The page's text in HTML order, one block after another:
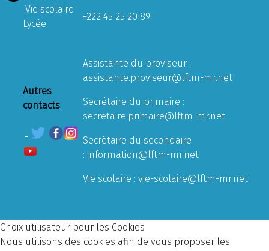
Vie scolaire
Lycée
+222 45 25 20 89
Autres
contacts
Assistante du proviseur :
assistante.proviseur@lftm-mr.net
Secrétaire du primaire :
secretaire.primaire@lftm-mr.net
Secrétaire du secondaire
: information@lftm-mr.net
Vie scolaire : vie-scolaire@lftm-mr.net
Choix utilisateur pour les Cookies
Nous utilisons des cookies afin de vous proposer les